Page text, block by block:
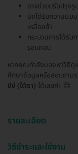
อาจช่วยปรับปรุง
มักได้รับความนิย
เหนื่อยล้า
กระบวนการได้รั
รอบคอบ
หากคุณกำลังมองหาวิธีดู
ศึกษาข้อมูลหรือสอบถามร
ซีซี (ใต้ตา) ได้เลยค่ะ 😊
รายละเอียด
วิธีชำระและใช้งาน